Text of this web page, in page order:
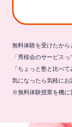
無料体験を受けたか
「秀桜会のサービス
「ちょっと塾と比べて
気になったら気軽にお
※無料体験授業を機に